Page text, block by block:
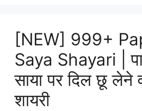
[NEW] 999+
Saya Shayari |
साया पर दिल छू लेने
शायरी